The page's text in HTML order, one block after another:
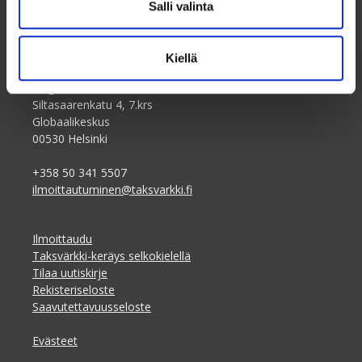
Salli valinta
Kiellä
Siltasaarenkatu 4, 7.krs
Globaalikeskus
00530 Helsinki
+358 50 341 5507
ilmoittautuminen@taksvarkki.fi
Ilmoittaudu
Taksvärkki-keräys selkokielellä
Tilaa uutiskirje
Rekisteriseloste
Saavutettavuusseloste
Evästeet